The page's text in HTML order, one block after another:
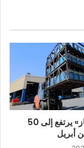
ثمن «البوطاغاز» يرتفع إلى 50
أبريل